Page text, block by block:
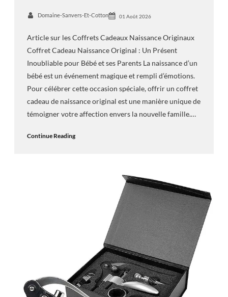
Domaine-Sanvers-Et-Cotton 01 Août 2026
Article sur les Coffrets Cadeaux Naissance Originaux
Coffret Cadeau Naissance Original : Un Présent
Inoubliable pour Bébé et ses Parents La naissance d’un
bébé est un événement magique et rempli d’émotions.
Pour célébrer cette occasion spéciale, offrir un coffret
cadeau de naissance original est une manière unique de
témoigner votre affection envers la nouvelle famille.…
Continue Reading